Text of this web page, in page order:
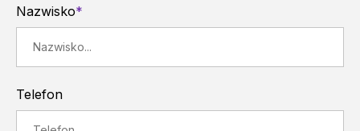
Nazwisko*
Telefon